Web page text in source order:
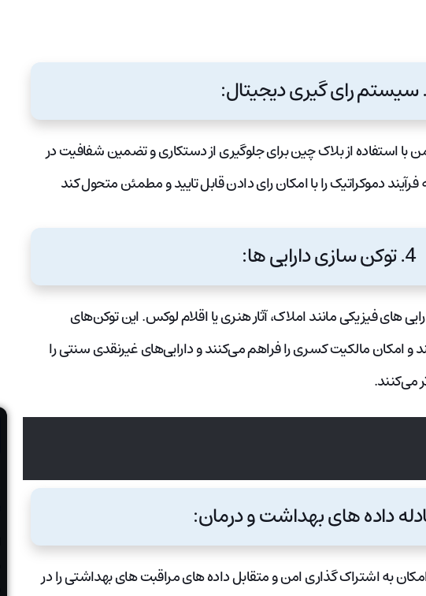
با استفاده از بلاک چین برای جلوگیری از دستکاری و تضمین شفافیت در
فرآیند دموکراتیک را با امکان رای دادن قابل تایید و مطمئن متحول کند
4. توکن سازی دارایی ها:
های فیزیکی مانند املاک، آثار هنری یا اقلام لوکس. این توکن‌های
امکان مالکیت کسری را فراهم می‌کنند و دارایی‌های غیرنقدی سنتی را
می‌کنند.
به اشتراک گذاری امن و متقابل داده های مراقبت های بهداشتی را در